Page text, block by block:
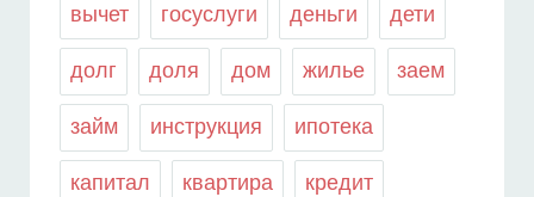
вычет госуслуги деньги дети
долг доля дом жилье заем
займ инструкция ипотека
капитал квартира кредит